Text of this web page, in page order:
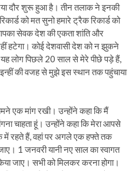
दौर शुरू हुआ है। तीन तलाक ने इनकी
को मत सुनो हमारे ट्रैक रिकार्ड को
सेवक देश की एकता शांति और
हटेगा। कोई देशवासी देश को न झुकने
लोग पिछले 20 साल से मेरे पीछे पड़े हैं,
की वजह से मुझे इस स्थान तक पहुंचाया
एक मांग रखी। उन्होंने कहा कि मैं
चाहता हूं। उन्होंने कहा कि मेरा आपसे
में रहते हैं, वहां पर अगले एक हफ्ते तक
1 जनवरी यानी नए साल का स्वागत
जाए। सभी को मिलकर करना होगा।